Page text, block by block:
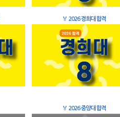
🏅 2026 경희대 합격
🏅 2026 중앙대 합격